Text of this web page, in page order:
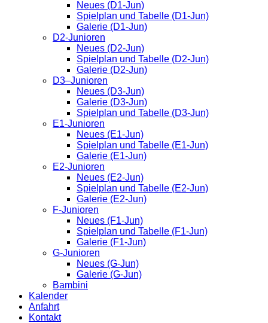
Neues (D1-Jun)
Spielplan und Tabelle (D1-Jun)
Galerie (D1-Jun)
D2-Junioren
Neues (D2-Jun)
Spielplan und Tabelle (D2-Jun)
Galerie (D2-Jun)
D3–Junioren
Neues (D3-Jun)
Galerie (D3-Jun)
Spielplan und Tabelle (D3-Jun)
E1-Junioren
Neues (E1-Jun)
Spielplan und Tabelle (E1-Jun)
Galerie (E1-Jun)
E2-Junioren
Neues (E2-Jun)
Spielplan und Tabelle (E2-Jun)
Galerie (E2-Jun)
F-Junioren
Neues (F1-Jun)
Spielplan und Tabelle (F1-Jun)
Galerie (F1-Jun)
G-Junioren
Neues (G-Jun)
Galerie (G-Jun)
Bambini
Kalender
Anfahrt
Kontakt